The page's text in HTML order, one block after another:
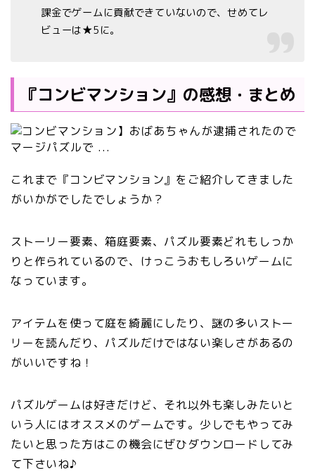
課金でゲームに貢献できていないので、せめてレ
ビューは★5に。
『コンビマンション』の感想・まとめ
これまで『コンビマンション』をご紹介してきました
がいかがでしたでしょうか？
ストーリー要素、箱庭要素、パズル要素どれもしっか
りと作られているので、けっこうおもしろいゲームに
なっています。
アイテムを使って庭を綺麗にしたり、謎の多いストー
リーを読んだり、パズルだけではない楽しさがあるの
がいいですね！
パズルゲームは好きだけど、それ以外も楽しみたいと
いう人にはオススメのゲームです。少しでもやってみ
たいと思った方はこの機会にぜひダウンロードしてみ
て下さいね♪